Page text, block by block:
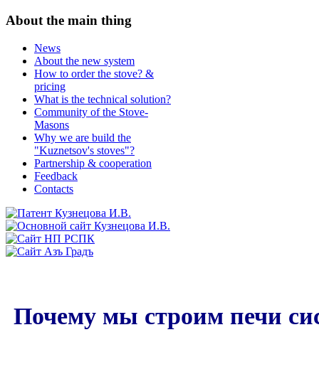
About the main thing
News
About the new system
How to order the stove? &
pricing
What is the technical solution?
Community of the Stove-
Masons
Why we are build the
"Kuznetsov's stoves"?
Partnership & cooperation
Feedback
Contacts
Почему мы строим печи